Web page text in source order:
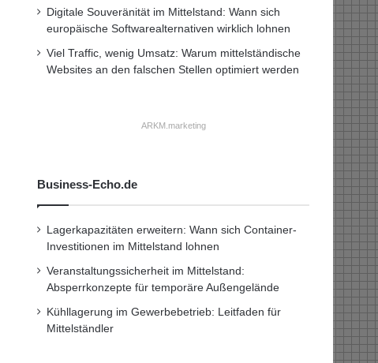
Digitale Souveränität im Mittelstand: Wann sich
europäische Softwarealternativen wirklich lohnen
Viel Traffic, wenig Umsatz: Warum mittelständische
Websites an den falschen Stellen optimiert werden
ARKM.marketing
Business-Echo.de
Lagerkapazitäten erweitern: Wann sich Container-
Investitionen im Mittelstand lohnen
Veranstaltungssicherheit im Mittelstand:
Absperrkonzepte für temporäre Außengelände
Kühllagerung im Gewerbebetrieb: Leitfaden für
Mittelständler